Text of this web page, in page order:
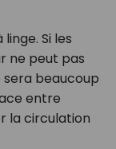
Si les
ne peut pas
beaucoup
entre
la circulation